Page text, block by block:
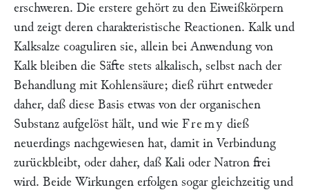
erschweren. Die erstere gehört zu den Eiweißkörpern
und zeigt deren charakteristische Reactionen. Kalk und
Kalksalze coaguliren sie, allein bei Anwendung von
Kalk bleiben die Säfte stets alkalisch, selbst nach der
Behandlung mit Kohlensäure; dieß rührt entweder
daher, daß diese Basis etwas von der organischen
Substanz aufgelöst hält, und wie Fremy dieß
neuerdings nachgewiesen hat, damit in Verbindung
zurückbleibt, oder daher, daß Kali oder Natron frei
wird. Beide Wirkungen erfolgen sogar gleichzeitig und